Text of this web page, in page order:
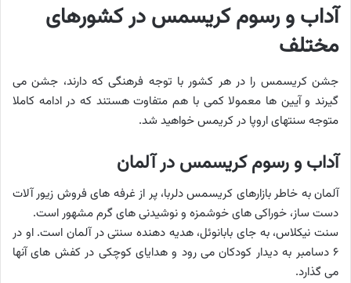
آداب و رسوم کریسمس در کشورهای
مختلف
جشن کریسمس را در هر کشور با توجه فرهنگی که دارند، جشن می
گیرند و آیین ها معمولا کمی با هم متفاوت هستند که در ادامه کاملا
متوجه سنتهای اروپا در کریمس خواهید شد.
آداب و رسوم کریسمس در آلمان
آلمان به خاطر بازارهای کریسمس دلربا، پر از غرفه های فروش زیور آلات
دست ساز، خوراکی های خوشمزه و نوشیدنی های گرم مشهور است.
سنت نیکلاس، به جای بابانوئل، هدیه دهنده سنتی در آلمان است. او در
۶ دسامبر به دیدار کودکان می رود و هدایای کوچکی در کفش های آنها
می گذارد.